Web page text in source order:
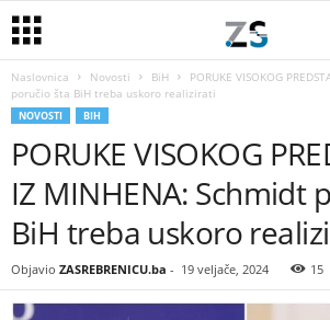
Naslovnica Novosti BiH
PORUKE VISOKOG
poručio šta BiH treba uskoro realizirati
NOVOSTI BIH
PORUKE VISOKOG
IZ MINHENA: Schmidt
BiH treba uskoro
Objavio ZASREBRENICU.ba - 19 veljače, 2024 15